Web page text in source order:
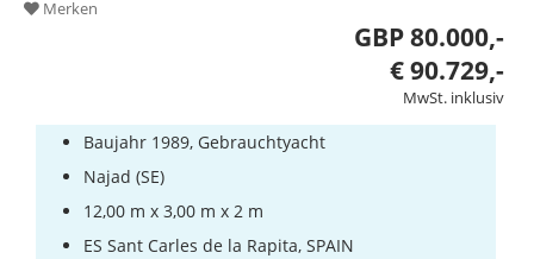
Merken
GBP 80.000,-
€ 90.729,-
MwSt. inklusiv
Baujahr 1989, Gebrauchtyacht
Najad (SE)
12,00 m x 3,00 m x 2 m
ES Sant Carles de la Rapita, SPAIN